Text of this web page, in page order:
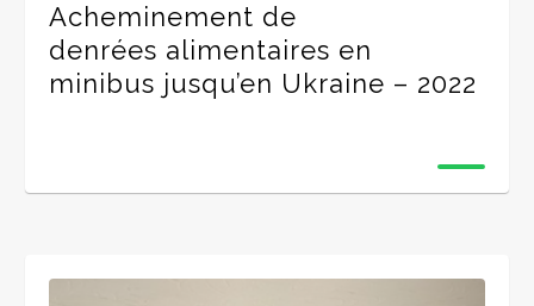
Acheminement de
denrées alimentaires en
minibus jusqu’en Ukraine – 2022